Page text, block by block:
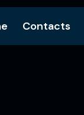
Contacts